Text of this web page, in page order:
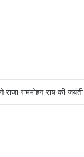
राममोहन राय की जयंती